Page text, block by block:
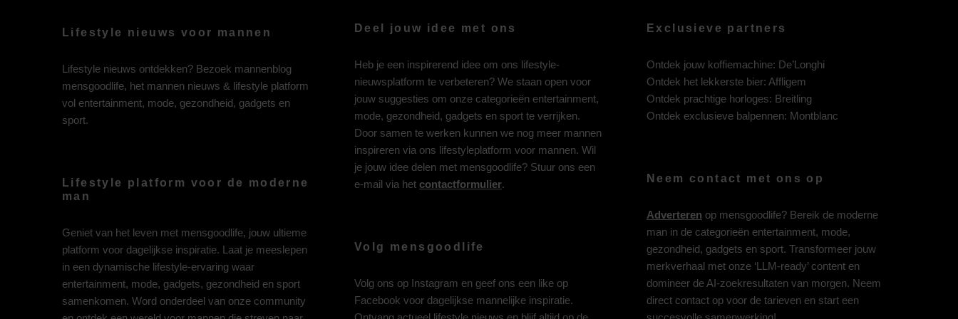
Lifestyle nieuws voor mannen
Lifestyle nieuws ontdekken? Bezoek mannenblog
mensgoodlife, het mannen nieuws & lifestyle platform
vol entertainment, mode, gezondheid, gadgets en
sport.
Lifestyle platform voor de moderne
man
Geniet van het leven met mensgoodlife, jouw ultieme
platform voor dagelijkse inspiratie. Laat je meeslepen
in een dynamische lifestyle-ervaring waar
entertainment, mode, gadgets, gezondheid en sport
samenkomen. Word onderdeel van onze community
Deel jouw idee met ons
Heb je een inspirerend idee om ons lifestyle-
nieuwsplatform te verbeteren? We staan open voor
jouw suggesties om onze categorieën entertainment,
mode, gezondheid, gadgets en sport te verrijken.
Door samen te werken kunnen we nog meer mannen
inspireren via ons lifestyleplatform voor mannen. Wil
je jouw idee delen met mensgoodlife? Stuur ons een
e-mail via het contactformulier.
Volg mensgoodlife
Volg ons op Instagram en geef ons een like op
Facebook voor dagelijkse mannelijke inspiratie.
Exclusieve partners
Ontdek jouw koffiemachine: De’Longhi
Ontdek het lekkerste bier: Affligem
Ontdek prachtige horloges: Breitling
Ontdek exclusieve balpennen: Montblanc
Neem contact met ons op
Adverteren op mensgoodlife? Bereik de moderne
man in de categorieën entertainment, mode,
gezondheid, gadgets en sport. Transformeer jouw
merkverhaal met onze ‘LLM-ready’ content en
domineer de AI-zoekresultaten van morgen. Neem
direct contact op voor de tarieven en start een